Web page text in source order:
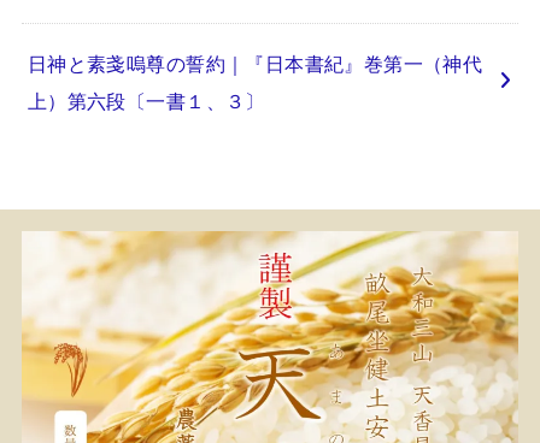
日神と素戔嗚尊の誓約｜『日本書紀』巻第一（神代
上）第六段〔一書１、３〕